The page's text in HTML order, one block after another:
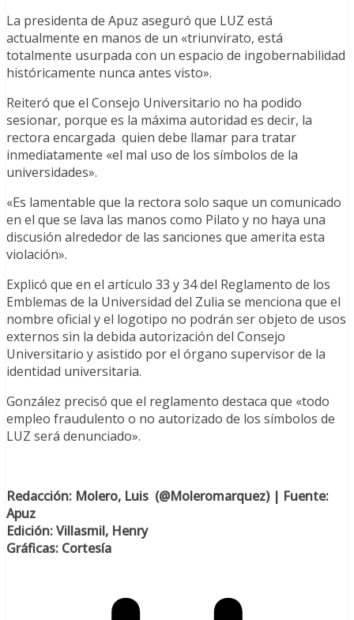
La presidenta de Apuz aseguró que LUZ está
actualmente en manos de un «triunvirato, está
totalmente usurpada con un espacio de ingobernabilidad
históricamente nunca antes visto».
Reiteró que el Consejo Universitario no ha podido
sesionar, porque es la máxima autoridad es decir, la
rectora encargada quien debe llamar para tratar
inmediatamente «el mal uso de los símbolos de la
universidades».
«Es lamentable que la rectora solo saque un comunicado
en el que se lava las manos como Pilato y no haya una
discusión alrededor de las sanciones que amerita esta
violación».
Explicó que en el artículo 33 y 34 del Reglamento de los
Emblemas de la Universidad del Zulia se menciona que el
nombre oficial y el logotipo no podrán ser objeto de usos
externos sin la debida autorización del Consejo
Universitario y asistido por el órgano supervisor de la
identidad universitaria.
González precisó que el reglamento destaca que «todo
empleo fraudulento o no autorizado de los símbolos de
LUZ será denunciado».
Redacción: Molero, Luis (@Moleromarquez) | Fuente:
Apuz
Edición: Villasmil, Henry
Gráficas: Cortesía